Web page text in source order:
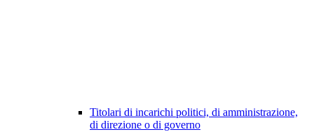
Titolari di incarichi politici, di amministrazione,
di direzione o di governo